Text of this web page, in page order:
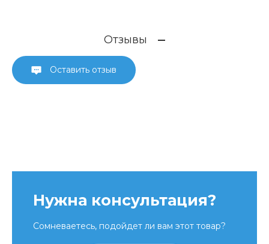
Отзывы
Оставить отзыв
Нужна консультация?
Сомневаетесь, подойдет ли вам этот товар?